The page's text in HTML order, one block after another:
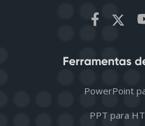
Ferramentas
PowerPoint
PPT para